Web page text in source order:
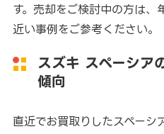
す。売却をご検討中の方は
近い事例をご参考ください。
スズキ スペーシア
傾向
直近でお買取りしたスペーシ